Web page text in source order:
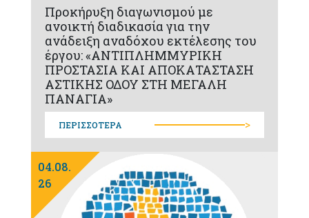
Προκήρυξη διαγωνισμού με
ανοικτή διαδικασία για την
ανάδειξη αναδόχου εκτέλεσης του
έργου: «ΑΝΤΙΠΛΗΜΜΥΡΙΚΗ
ΠΡΟΣΤΑΣΙΑ ΚΑΙ ΑΠΟΚΑΤΑΣΤΑΣΗ
ΑΣΤΙΚΗΣ ΟΔΟΥ ΣΤΗ ΜΕΓΑΛΗ
ΠΑΝΑΓΙΑ»
ΠΕΡΙΣΣΟΤΕΡΑ >
04.08.
26